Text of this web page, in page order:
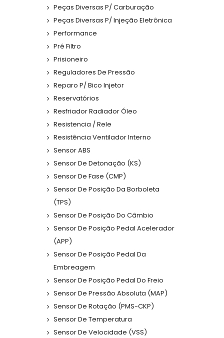
Peças Diversas P/ Carburação
Peças Diversas P/ Injeção Eletrônica
Performance
Pré Filtro
Prisioneiro
Reguladores De Pressão
Reparo P/ Bico Injetor
Reservatórios
Resfriador Radiador Óleo
Resistencia / Rele
Resistência Ventilador Interno
Sensor ABS
Sensor De Detonação (KS)
Sensor De Fase (CMP)
Sensor De Posição Da Borboleta
(TPS)
Sensor De Posição Do Câmbio
Sensor De Posição Pedal Acelerador
(APP)
Sensor De Posição Pedal Da
Embreagem
Sensor De Posição Pedal Do Freio
Sensor De Pressão Absoluta (MAP)
Sensor De Rotação (PMS-CKP)
Sensor De Temperatura
Sensor De Velocidade (VSS)